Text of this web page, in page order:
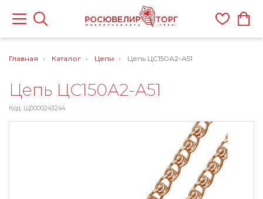
Главная Каталог Цепи Цепь ЦС150А2-А51
Цепь ЦС150А2-А51
Код: Щ0000243244